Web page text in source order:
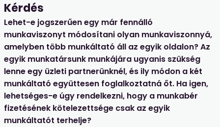
Kérdés
Lehet-e jogszerűen egy már fennálló
munkaviszonyt módosítani olyan munkaviszonnyá,
amelyben több munkáltató áll az egyik oldalon? Az
egyik munkatársunk munkájára ugyanis szükség
lenne egy üzleti partnerünknél, és ily módon a két
munkáltató együttesen foglalkoztatná őt. Ha igen,
lehetséges-e úgy rendelkezni, hogy a munkabér
fizetésének kötelezettsége csak az egyik
munkáltatót terhelje?